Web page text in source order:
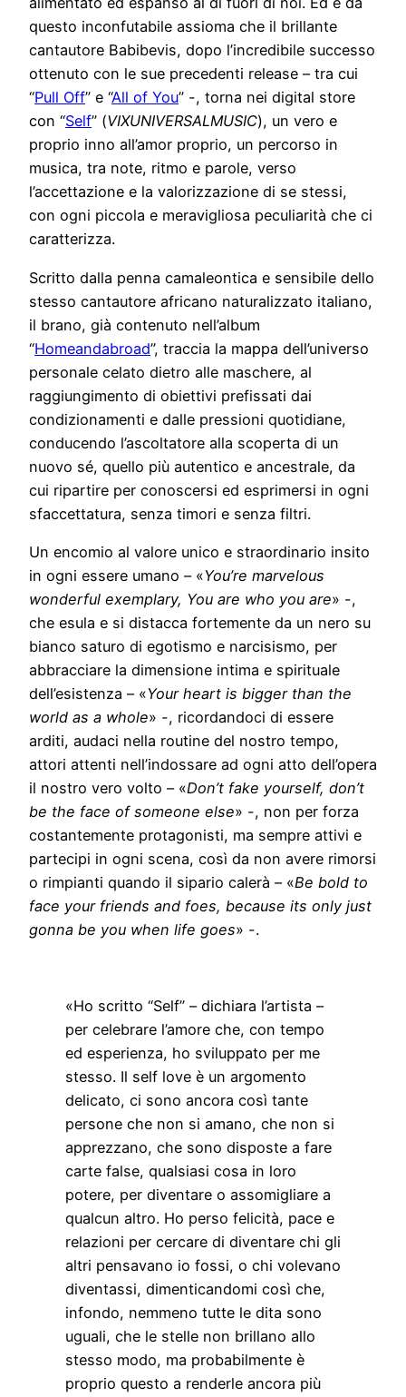
questo inconfutabile assioma che il brillante
cantautore Babibevis, dopo l’incredibile successo
ottenuto con le sue precedenti release – tra cui
“Pull Off” e “All of You” -, torna nei digital store
con “Self” (VIXUNIVERSALMUSIC), un vero e
proprio inno all’amor proprio, un percorso in
musica, tra note, ritmo e parole, verso
l’accettazione e la valorizzazione di se stessi,
con ogni piccola e meravigliosa peculiarità che ci
caratterizza.
Scritto dalla penna camaleontica e sensibile dello
stesso cantautore africano naturalizzato italiano,
il brano, già contenuto nell’album
“Homeandabroad”, traccia la mappa dell’universo
personale celato dietro alle maschere, al
raggiungimento di obiettivi prefissati dai
condizionamenti e dalle pressioni quotidiane,
conducendo l’ascoltatore alla scoperta di un
nuovo sé, quello più autentico e ancestrale, da
cui ripartire per conoscersi ed esprimersi in ogni
sfaccettatura, senza timori e senza filtri.
Un encomio al valore unico e straordinario insito
in ogni essere umano – «You’re marvelous
wonderful exemplary, You are who you are» -,
che esula e si distacca fortemente da un nero su
bianco saturo di egotismo e narcisismo, per
abbracciare la dimensione intima e spirituale
dell’esistenza – «Your heart is bigger than the
world as a whole» -, ricordandoci di essere
arditi, audaci nella routine del nostro tempo,
attori attenti nell’indossare ad ogni atto dell’opera
il nostro vero volto – «Don’t fake yourself, don’t
be the face of someone else» -, non per forza
costantemente protagonisti, ma sempre attivi e
partecipi in ogni scena, così da non avere rimorsi
o rimpianti quando il sipario calerà – «Be bold to
face your friends and foes, because its only just
gonna be you when life goes» -.
«Ho scritto “Self” – dichiara l’artista –
per celebrare l’amore che, con tempo
ed esperienza, ho sviluppato per me
stesso. Il self love è un argomento
delicato, ci sono ancora così tante
persone che non si amano, che non si
apprezzano, che sono disposte a fare
carte false, qualsiasi cosa in loro
potere, per diventare o assomigliare a
qualcun altro. Ho perso felicità, pace e
relazioni per cercare di diventare chi gli
altri pensavano io fossi, o chi volevano
diventassi, dimenticandomi così che,
infondo, nemmeno tutte le dita sono
uguali, che le stelle non brillano allo
stesso modo, ma probabilmente è
proprio questo a renderle ancora più